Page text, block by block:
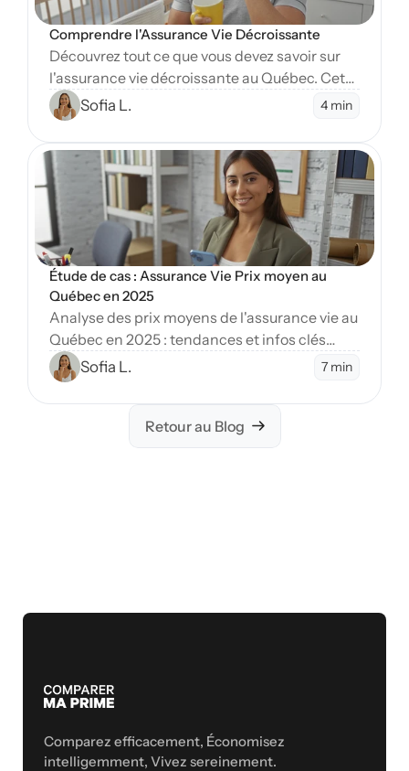
Comprendre l'Assurance Vie Décroissante
Découvrez tout ce que vous devez savoir sur
l'assurance vie décroissante au Québec. Cet
article explore ses avantages, son
fonctionnement et quand la choisir.
Sofia L. 4 min
Blog
Étude de cas : Assurance Vie Prix moyen au
Québec en 2025
Analyse des prix moyens de l'assurance vie au
Québec en 2025 : tendances et infos clés
pour planifier votre avenir financier de
manière éclairée.
Sofia L. 7 min
Retour au Blog
Comparez efficacement, Économisez
intelligemment, Vivez sereinement.